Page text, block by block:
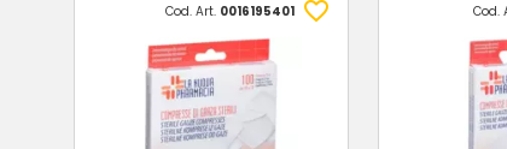
Cod. Art. 0016195401 Cod.